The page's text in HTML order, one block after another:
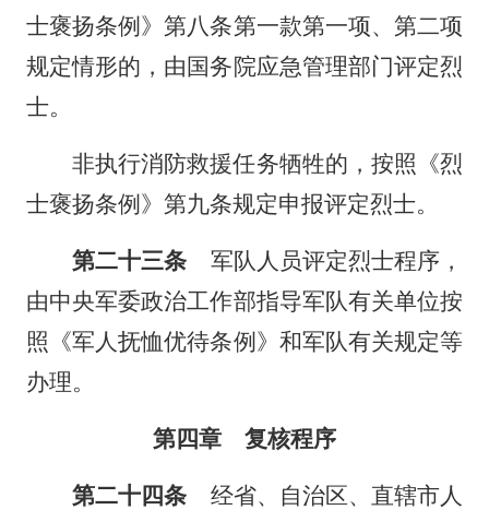
士褒扬条例》第八条第一款第一项、第二项
规定情形的，由国务院应急管理部门评定烈
士。
非执行消防救援任务牺牲的，按照《烈
士褒扬条例》第九条规定申报评定烈士。
第二十三条 军队人员评定烈士程序，
由中央军委政治工作部指导军队有关单位按
照《军人抚恤优待条例》和军队有关规定等
办理。
第四章 复核程序
第二十四条 经省、自治区、直辖市人